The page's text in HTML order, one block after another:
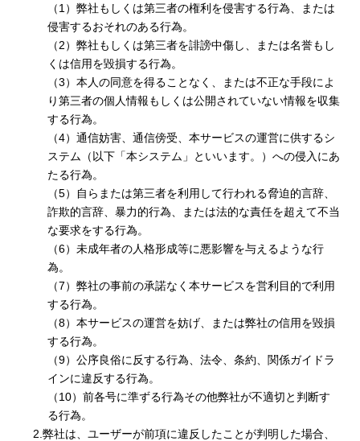
（1）弊社もしくは第三者の権利を侵害する行為、または
侵害するおそれのある行為。
（2）弊社もしくは第三者を誹謗中傷し、または名誉もし
くは信用を毀損する行為。
（3）本人の同意を得ることなく、または不正な手段によ
り第三者の個人情報もしくは公開されていない情報を収集
する行為。
（4）通信妨害、通信傍受、本サービスの運営に供するシ
ステム（以下「本システム」といいます。）への侵入にあ
たる行為。
（5）自らまたは第三者を利用して行われる脅迫的言辞、
詐欺的言辞、暴力的行為、または法的な責任を超えて不当
な要求をする行為。
（6）未成年者の人格形成等に悪影響を与えるような行
為。
（7）弊社の事前の承諾なく本サービスを営利目的で利用
する行為。
（8）本サービスの運営を妨げ、または弊社の信用を毀損
する行為。
（9）公序良俗に反する行為、法令、条約、関係ガイドラ
インに違反する行為。
（10）前各号に準ずる行為その他弊社が不適切と判断す
る行為。
2.弊社は、ユーザーが前項に違反したことが判明した場合、